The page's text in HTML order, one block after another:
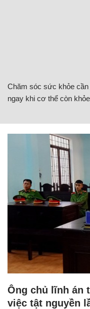
Chăm sóc sức khỏe
ngay khi cơ thể còn khỏe
Ông chủ lĩnh án
việc tật nguyền